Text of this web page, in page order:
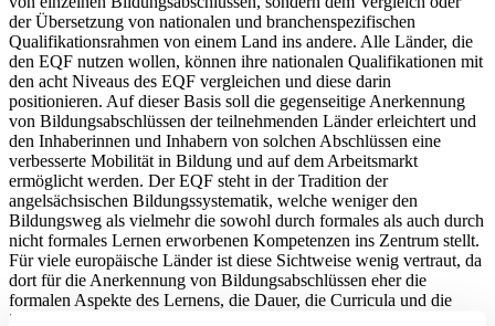
der Übersetzung von nationalen und branchenspezifischen
Qualifikationsrahmen von einem Land ins andere. Alle Länder, die
den EQF nutzen wollen, können ihre nationalen Qualifikationen mit
den acht Niveaus des EQF vergleichen und diese darin
positionieren. Auf dieser Basis soll die gegenseitige Anerkennung
von Bildungsabschlüssen der teilnehmenden Länder erleichtert und
den Inhaberinnen und Inhabern von solchen Abschlüssen eine
verbesserte Mobilität in Bildung und auf dem Arbeitsmarkt
ermöglicht werden. Der EQF steht in der Tradition der
angelsächsischen Bildungssystematik, welche weniger den
Bildungsweg als vielmehr die sowohl durch formales als auch durch
nicht formales Lernen erworbenen Kompetenzen ins Zentrum stellt.
Für viele europäische Länder ist diese Sichtweise wenig vertraut, da
dort für die Anerkennung von Bildungsabschlüssen eher die
formalen Aspekte des Lernens, die Dauer, die Curricula und die
Zulassungsbedingungen zu Bildungs- und Studiengängen im